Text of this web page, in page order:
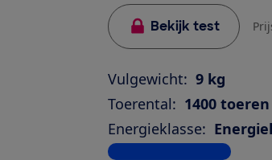
Bekijk test
Vulgewicht: 9 kg
Toerental: 1400 toeren
Energieklasse:
Bekijk alle specificaties